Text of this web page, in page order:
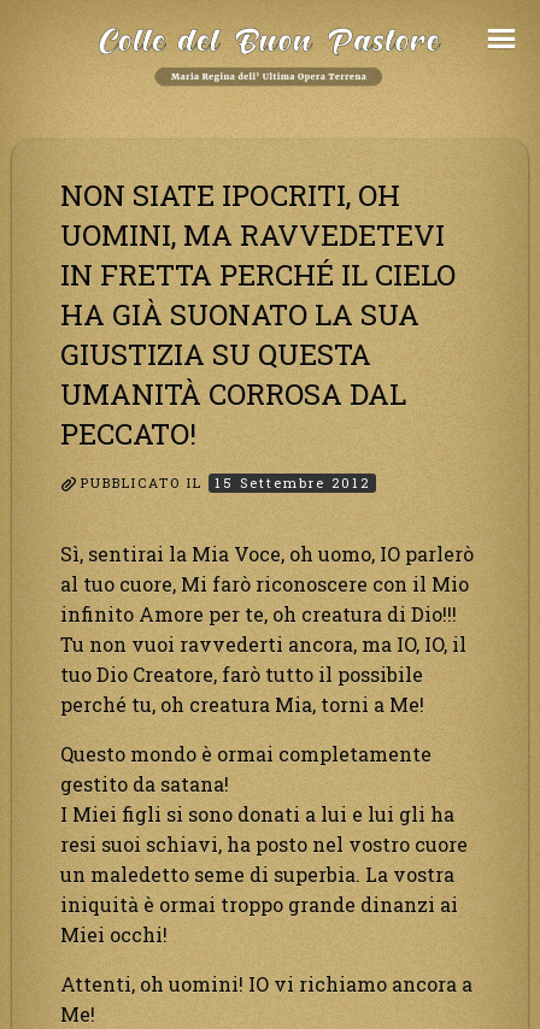
NON SIATE IPOCRITI, OH
UOMINI, MA RAVVEDETEVI
IN FRETTA PERCHÉ IL CIELO
HA GIÀ SUONATO LA SUA
GIUSTIZIA SU QUESTA
UMANITÀ CORROSA DAL
PECCATO!
PUBBLICATO IL 15 Settembre 2012
Sì, sentirai la Mia Voce, oh uomo, IO parlerò
al tuo cuore, Mi farò riconoscere con il Mio
infinito Amore per te, oh creatura di Dio!!!
Tu non vuoi ravvederti ancora, ma IO, IO, il
tuo Dio Creatore, farò tutto il possibile
perché tu, oh creatura Mia, torni a Me!
Questo mondo è ormai completamente
gestito da satana!
I Miei figli si sono donati a lui e lui gli ha
resi suoi schiavi, ha posto nel vostro cuore
un maledetto seme di superbia. La vostra
iniquità è ormai troppo grande dinanzi ai
Miei occhi!
Attenti, oh uomini! IO vi richiamo ancora a
Me!